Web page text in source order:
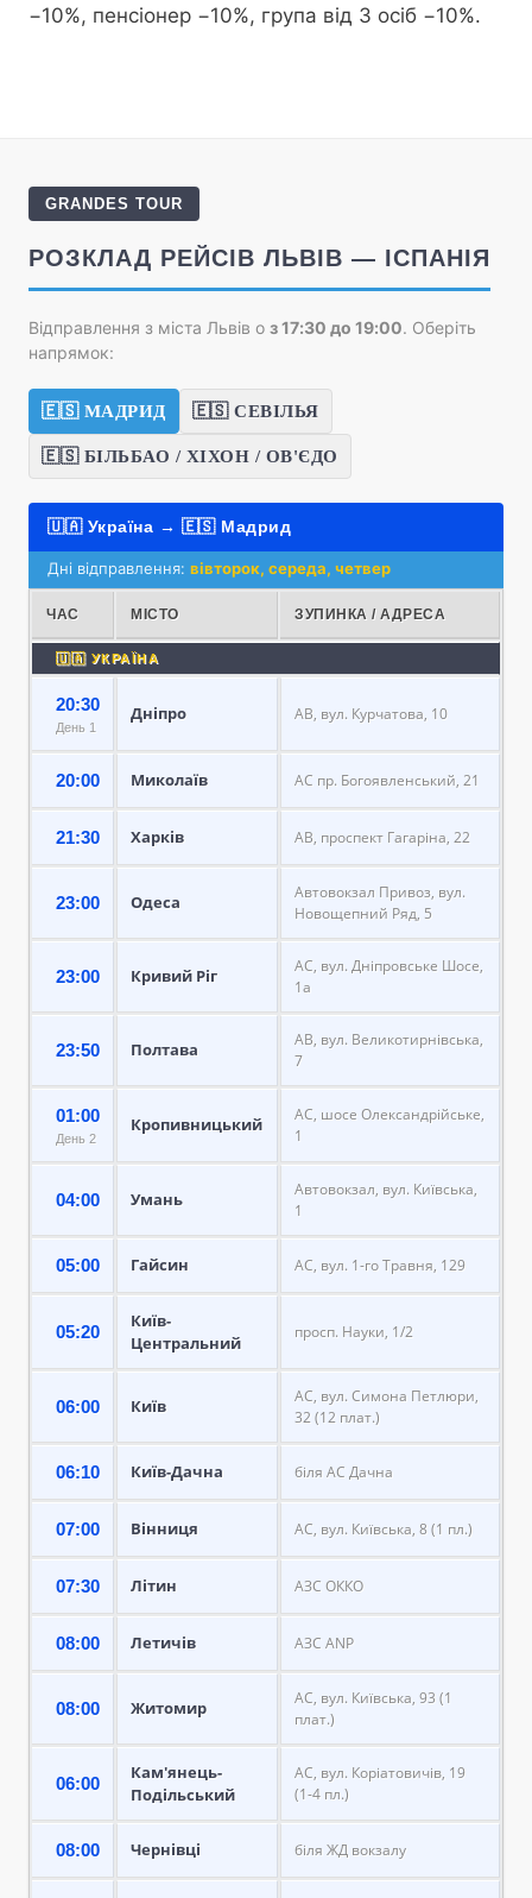
−10%, пенсіонер −10%, група від 3 осіб −10%.
GRANDES TOUR
РОЗКЛАД РЕЙСІВ ЛЬВІВ — ІСПАНІЯ
Відправлення з міста Львів о з 17:30 до 19:00. Оберіть
напрямок:
🇪🇸 МАДРИД 🇪🇸 СЕВІЛЬЯ
🇪🇸 БІЛЬБАО / ХІХОН / ОВ'ЄДО
🇺🇦 Україна → 🇪🇸 Мадрид
Дні відправлення: вівторок, середа, четвер
ЧАС МІСТО ЗУПИНКА / АДРЕСА
🇺🇦 УКРАЇНА
20:30
День 1
Дніпро АВ, вул. Курчатова, 10
20:00 Миколаїв АС пр. Богоявленський, 21
21:30 Харків АВ, проспект Гагаріна, 22
23:00 Одеса
Автовокзал Привоз, вул.
Новощепний Ряд, 5
23:00 Кривий Ріг
АС, вул. Дніпровське Шосе,
1а
23:50 Полтава
АВ, вул. Великотирнівська,
7
01:00
День 2
Кропивницький
АС, шосе Олександрійське,
1
04:00 Умань
Автовокзал, вул. Київська,
1
05:00 Гайсин АС, вул. 1-го Травня, 129
05:20
Київ-
Центральний
просп. Науки, 1/2
06:00 Київ
АС, вул. Симона Петлюри,
32 (12 плат.)
06:10 Київ-Дачна біля АС Дачна
07:00 Вінниця АС, вул. Київська, 8 (1 пл.)
07:30 Літин АЗС ОККО
08:00 Летичів АЗС ANP
08:00 Житомир
АС, вул. Київська, 93 (1
плат.)
06:00
Кам'янець-
Подільський
АС, вул. Коріатовичів, 19
(1-4 пл.)
08:00 Чернівці біля ЖД вокзалу